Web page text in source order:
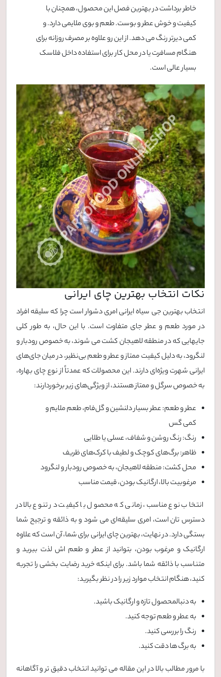
خاطر برداشت در بهترین فصل این محصول، همچنان با
کیفیت و خوش عطر و بوست. طعم و بوی ملایمی دارد. و
کمی دیرتر رنگ می دهد. از این رو علاوه بر مصرف روزانه برای
هنگام مسافرت یا در محل کار برای استفاده داخل فلاسک
بسیار عالی است.
نکات انتخاب بهترین چای ایرانی
انتخاب بهترین جی سیاه ایرانی امری دشوار است چرا که سلیقه افراد
در مورد طعم و عطر جای متفاوت است. با این حال، به طور کلی
جایهایی که در منطقه لاهیجان کشت می شوند، به خصوص رودبار و
لنگرود، به دلیل کیفیت ممتاز و عطر و طعم بی‌نظیر، در میان جای‌های
ایرانی شهرت ویژه‌ای دارند. این محصولات که عمدتاً از نوع چای بهاره،
به خصوص سرگل و ممتاز هستند، از ویژگی‌های زیر برخوردارند:
عطر و طعم: عطر بسیار دلنشین و گل‌فام، طعم ملایم و
کمی گس
رنگ: رنگ روشن و شفاف، عسلی یا طلایی
ظاهر: برگ‌های کوچک و لطیف با کرک‌های ظریف
محل کشت: منطقه لاهیجان، به خصوص رودبار و لنگرود
مرغوبیت بالا، ارگانیک بودن، قیمت مناسب
انتخاب نوع مناسب، زمانی که محصول با کیفیت در تنوع بالا در
دسترس تان است، امری سلیقه‌ای می شود و به ذائقه و ترجیح شما
بستگی دارد. در نهایت، بهترین چای ایرانی برای شما، آن است که علاوه
ارگانیک و مرغوب بودن، بتوانید از عطر و طعم اش لذت ببرید و
متناسب با ذائقه شما باشد. برای اینکه خرید رضایت بخشی را تجربه
کنید، هنگام انتخاب موارد زیر را در نظر بگیرید:
به دنبالمحصول تازه و ارگانیک باشید.
به عطر و طعم توجه کنید.
رنگ را بررسی کنید.
به برگ‌ ها دقت کنید.
با مرور مطالب بالا در این مقاله می توانید انتخاب دقیق تر و آگاهانه